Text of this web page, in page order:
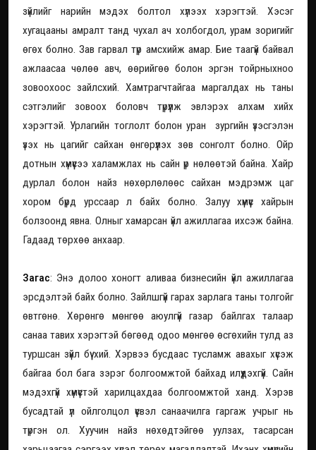
зүйлийг нарийн мэдэх болтол хүлээх хэрэгтэй. Хэсэг
хугацааны амралт танд чухал ач холбогдол, урам зоригийг
өгөх болно. Зав гарвал түр амсхийж амар. Бие таагүй байвал
ажлаасаа чөлөө авч, өөрийгөө болон эргэн тойрныхноо
зовоохоос зайлсхий. Хамтрагчтайгаа маргалдах нь таны
сэтгэлийг зовоох боловч түрүүлж эвлэрэх алхам хийх
хэрэгтэй. Урлагийн тоглолт болон уран зургийн үзэсгэлэн
үзэх нь цагийг сайхан өнгөрүүлэх зөв сонголт болно. Ойр
дотнын хүмүүсээ халамжлах нь сайн үр нөлөөтэй байна. Хайр
дурлал болон найз нөхөрлөлөөс сайхан мэдрэмж цаг
хором бүрд урссаар л байх болно. Залуу хүмүүс хайрын
болзоонд явна. Олныг хамарсан үйл ажиллагаа ихсэж байна.
Гадаад төрхөө анхаар.
Загас: Энэ долоо хоногт аливаа бизнесийн үйл ажиллагаа
эрсдэлтэй байх болно. Зайлшгүй гарах зарлага таны толгойг
өвтгөнө. Хөрөнгө мөнгөө аюулгүй газар байлгах талаар
санаа тавих хэрэгтэй бөгөөд одоо мөнгөө өсгөхийн тулд аз
туршсан зүйл бүү хий. Хэрвээ бусдаас тусламж авахыг хүсэж
байгаа бол бага зэрэг болгоомжтой байхад илүүдэхгүй. Сайн
мэдэхгүй хүмүүстэй харилцахдаа болгоомжтой ханд. Хэрэв
бусадтай үл ойлголцол үүсвэл санаачилга гаргаж учрыг нь
түргэн ол. Хуучин найз нөхөдтэйгөө уулзах, тасарсан